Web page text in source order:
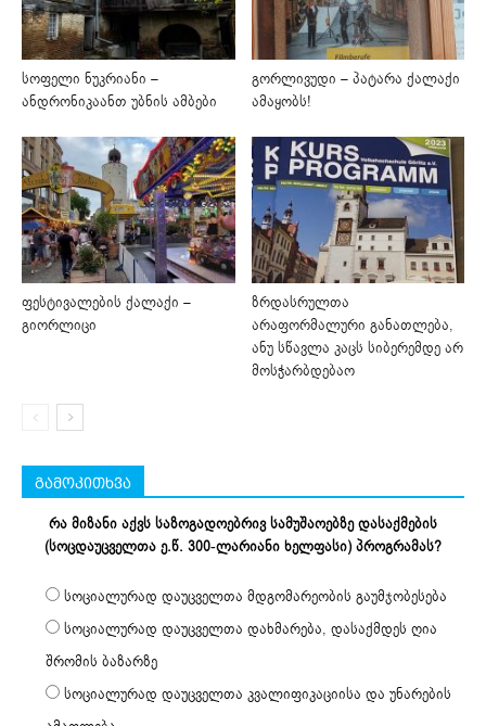
სოფელი ნუკრიანი –
ანდრონიკაანთ უბნის ამბები
გორლივუდი – პატარა ქალაქი
ამაყობს!
ფესტივალების ქალაქი –
გიორლიცი
ზრდასრულთა
არაფორმალური განათლება,
ანუ სწავლა კაცს სიბერემდე არ
მოსჭარბდებაო
გამოკითხვა
რა მიზანი აქვს საზოგადოებრივ სამუშაოებზე დასაქმების
(სოცდაუცველთა ე.წ. 300-ლარიანი ხელფასი) პროგრამას?
სოციალურად დაუცველთა მდგომარეობის გაუმჯობესება
სოციალურად დაუცველთა დახმარება, დასაქმდეს ღია
შრომის ბაზარზე
სოციალურად დაუცველთა კვალიფიკაციისა და უნარების